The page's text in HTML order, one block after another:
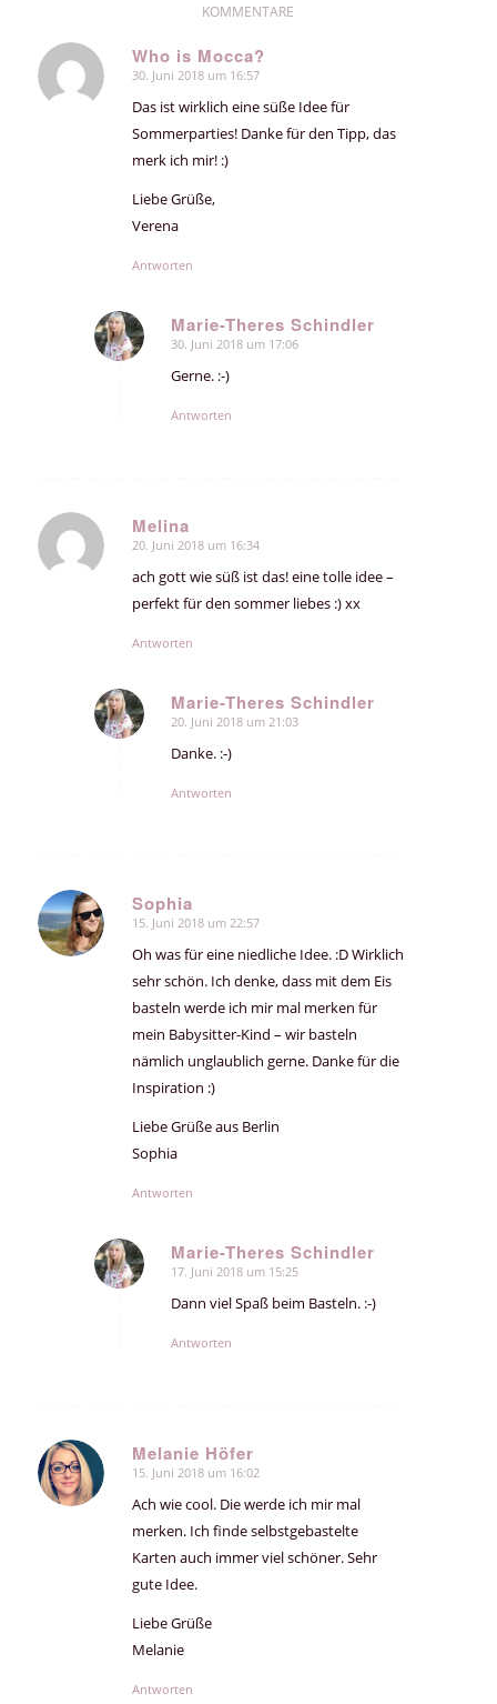
KOMMENTARE
Who is Mocca?
sagte:
30. Juni 2018 um 16:57
Das ist wirklich eine süße Idee für
Sommerparties! Danke für den Tipp, das
merk ich mir! :)
Liebe Grüße,
Verena
Antworten
Marie-Theres Schindler
sagte:
30. Juni 2018 um 17:06
Gerne. :-)
Antworten
Melina
sagte:
20. Juni 2018 um 16:34
ach gott wie süß ist das! eine tolle idee –
perfekt für den sommer liebes :) xx
Antworten
Marie-Theres Schindler
sagte:
20. Juni 2018 um 21:03
Danke. :-)
Antworten
Sophia
sagte:
15. Juni 2018 um 22:57
Oh was für eine niedliche Idee. :D Wirklich
sehr schön. Ich denke, dass mit dem Eis
basteln werde ich mir mal merken für
mein Babysitter-Kind – wir basteln
nämlich unglaublich gerne. Danke für die
Inspiration :)
Liebe Grüße aus Berlin
Sophia
Antworten
Marie-Theres Schindler
sagte:
17. Juni 2018 um 15:25
Dann viel Spaß beim Basteln. :-)
Antworten
Melanie Höfer
sagte:
15. Juni 2018 um 16:02
Ach wie cool. Die werde ich mir mal
merken. Ich finde selbstgebastelte
Karten auch immer viel schöner. Sehr
gute Idee.
Liebe Grüße
Melanie
Antworten